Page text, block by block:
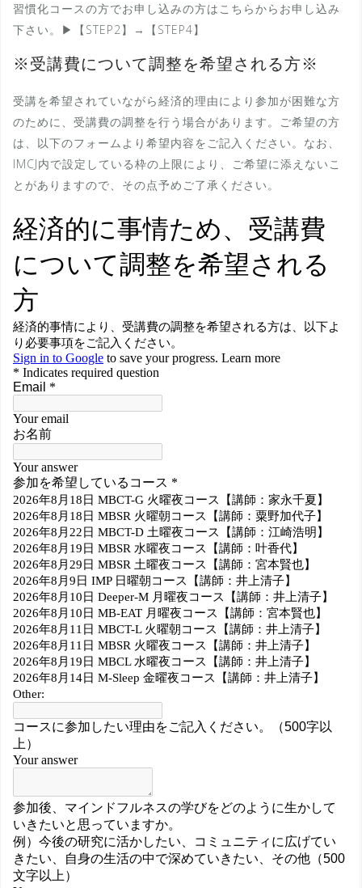
習慣化コースの方でお申し込みの方はこちらからお申し込み
下さい。▶︎【STEP2】→【STEP4】
※受講費について調整を希望される方※
受講を希望されていながら経済的理由により参加が困難な方
のために、受講費の調整を行う場合があります。ご希望の方
は、以下のフォームより希望内容をご記入ください。なお、
IMCJ内で設定している枠の上限により、ご希望に添えないこ
とがありますので、その点予めご了承ください。